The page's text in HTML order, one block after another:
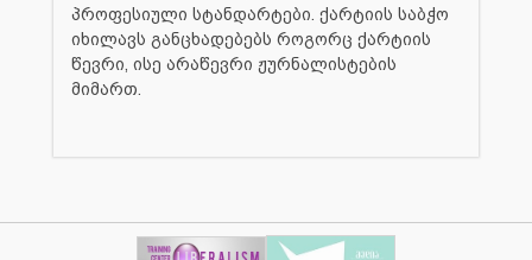
პროფესიული სტანდარტები. ქარტიის საბჭო
იხილავს განცხადებებს როგორც ქარტიის
წევრი, ისე არაწევრი ჟურნალისტების
მიმართ.